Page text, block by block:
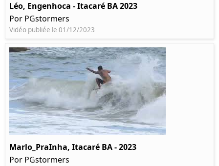
Léo, Engenhoca - Itacaré BA 2023
Por PGstormers
Vidéo publiée le 01/12/2023
Marlo_PraInha, Itacaré BA - 2023
Por PGstormers